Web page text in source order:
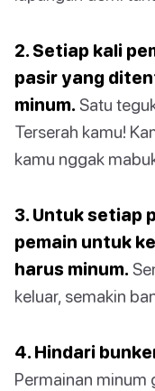
2. Setiap kali
pasir yang
minum. Satu
Terserah kamu!
kamu nggak
3. Untuk setiap
pemain untuk
harus minum.
keluar, semakin
4. Hindari
Permainan minum